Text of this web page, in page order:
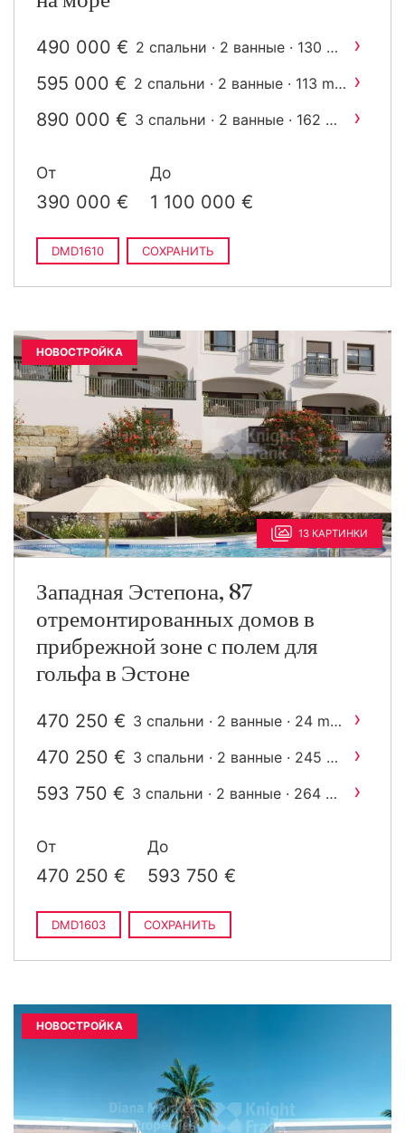
490 000 € 2 спальни · 2 ванные · 130 m ›
595 000 € 2 спальни · 2 ванные · 113 m ›
890 000 € 3 спальни · 2 ванные · 162 m ›
m2построен
От
390 000 €
До
1 100 000 €
DMD1610 СОХРАНИТЬ
НОВОСТРОЙКА
13 КАРТИНКИ
Западная Эстепона, 87
отремонтированных домов в
прибрежной зоне с полем для
гольфа в Эстоне
470 250 € 3 спальни · 2 ванные · 24 m ›
470 250 € 3 спальни · 2 ванные · 245 m ›
593 750 € 3 спальни · 2 ванные · 264 m ›
От
470 250 €
До
593 750 €
DMD1603 СОХРАНИТЬ
НОВОСТРОЙКА